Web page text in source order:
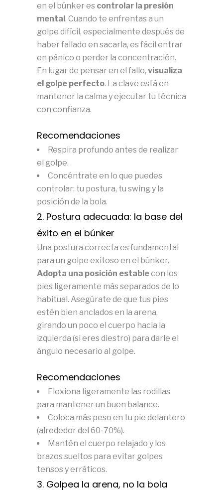
en el búnker es controlar la presión
mental. Cuando te enfrentas a un
golpe difícil, especialmente después de
haber fallado en sacarla, es fácil entrar
en pánico o perder la concentración.
En lugar de pensar en el fallo, visualiza
el golpe perfecto. La clave está en
mantener la calma y ejecutar tu técnica
con confianza.
Recomendaciones
Respira profundo antes de realizar
el golpe.
Concéntrate en lo que puedes
controlar: tu postura, tu swing y la
posición de la bola.
2. Postura adecuada: la base del
éxito en el búnker
Una postura correcta es fundamental
para un golpe exitoso en el búnker.
Adopta una posición establecon los
pies ligeramente más separados de lo
habitual. Asegúrate de que tus pies
estén bien anclados en la arena,
girando un poco el cuerpo hacia la
izquierda (si eres diestro) para darle el
ángulo necesario al golpe.
Recomendaciones
Flexiona ligeramente las rodillas
para mantener un buen balance.
Coloca más peso en tu pie delantero
(alrededor del 60-70%).
Mantén el cuerpo relajado y los
brazos sueltos para evitar golpes
tensos y erráticos.
3. Golpea la arena, no la bola